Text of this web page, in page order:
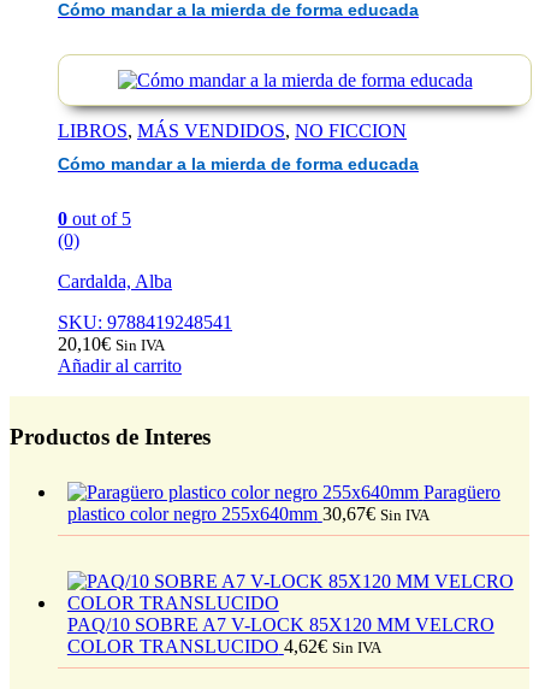
Cómo mandar a la mierda de forma educada
LIBROS, MÁS VENDIDOS, NO FICCION
Cómo mandar a la mierda de forma educada
0 out of 5
(0)
Cardalda, Alba
SKU: 9788419248541
20,10€ Sin IVA
Añadir al carrito
Productos de Interes
Paragüero
plastico color negro 255x640mm 30,67€ Sin IVA
PAQ/10 SOBRE A7 V-LOCK 85X120 MM VELCRO
COLOR TRANSLUCIDO 4,62€ Sin IVA